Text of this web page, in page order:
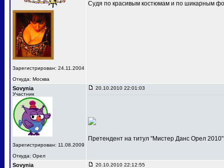
Зарегистрирован: 24.11.2004
Откуда: Москва
Судя по красивым костюмам и по шикарным
Sovynia
Участник
Зарегистрирован: 11.08.2009
Откуда: Орел
20.10.2010 22:01:03
Претендент на титул "Мистер Данс Орел
Sovynia 20.10.2010 22:12:55